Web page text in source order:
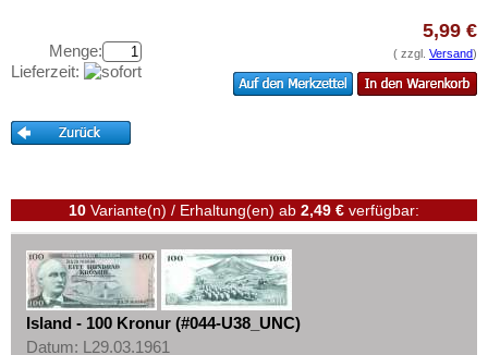
Lettland
Litauen
Malta
Mazedonien
Memelgebiet
Moldawien
Montenegro
Banknotenbriefe
Kataloge
Gutscheine
Ihre Bewertungen
Kontakt
Informationen
Preislisten
Ankauf
Menge:
Lieferzeit:
5,99 €
( zzgl. Versand)
10 Variante(n) / Erhaltung(en) ab 2,49 € verfügbar:
Island - 100 Kronur (#044-U38_UNC)
Datum: L29.03.1961